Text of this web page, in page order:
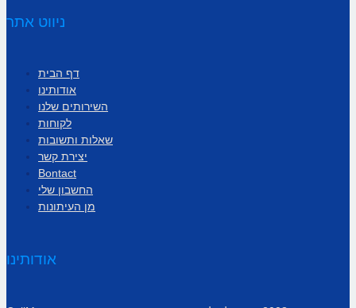
ניווט אתר
דף הבית
אודותינו
השירותים שלנו
לקוחות
שאלות ותשובות
יצירת קשר
Bontact
החשבון שלי
מן העיתונות
אודותינו